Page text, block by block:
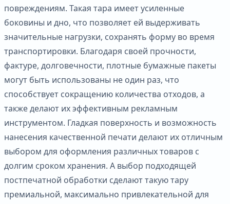
повреждениям. Такая тара имеет усиленные
боковины и дно, что позволяет ей выдерживать
значительные нагрузки, сохранять форму во время
транспортировки. Благодаря своей прочности,
фактуре, долговечности, плотные бумажные пакеты
могут быть использованы не один раз, что
способствует сокращению количества отходов, а
также делают их эффективным рекламным
инструментом. Гладкая поверхность и возможность
нанесения качественной печати делают их отличным
выбором для оформления различных товаров с
долгим сроком хранения. А выбор подходящей
постпечатной обработки сделают такую тару
премиальной, максимально привлекательной для